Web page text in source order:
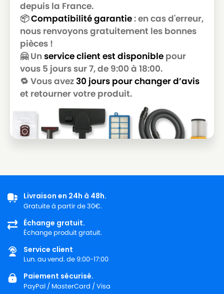
ROWENTA
ROWENTA RO2366EA RO 214501 4Q 0
POWER SPACE
ROWENTA
ROWENTA
ROWENTA RS-RT9976
ROWENTA
ROWENTA ZR 0039 01
depuis la France.
📦Compatibilité garantie: en cas d'erreur,
nous renvoyons gratuitement les bonnes
pièces !
🤗 Un service client est disponible pour
vous 5 jours sur 7, de 9:00 à 18:00.
🔁 Vous avez30 jours pour changer d’avis
et retourner votre produit.
Livraison en 24h à 48h.
Gratuite à partir de 30€.
Échange gratuit.
Échange produit gratuit.
Service client
Lun. au vend. de 9:00-17:00
Paiement sécurisé.
PayPal / MasterCard / Visa